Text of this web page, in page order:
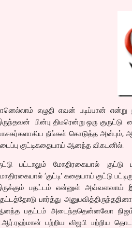
எழுதி எவன் படிப்பான்
பின்பு திடீரென்று ஒரு
நீங்கள் கொடுத்த அன்பும்,
குட்டிகதையாய் ஆனந்த விகடனில்.
பட்டாலும் மோதிரகையால்
‘குட்டி’ கதையாய் குட்டு
பதட்டம் என்னுள் அவ்வளவாய்
பார்த்து
பதட்டம் அடைந்ததென்னவோ நிஜம்
பற்றிய விஜபி பற்றிய